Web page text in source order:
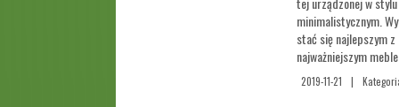
minimalistycznym.
stać się najlepszym
najważniejszym
2019-11-21 |